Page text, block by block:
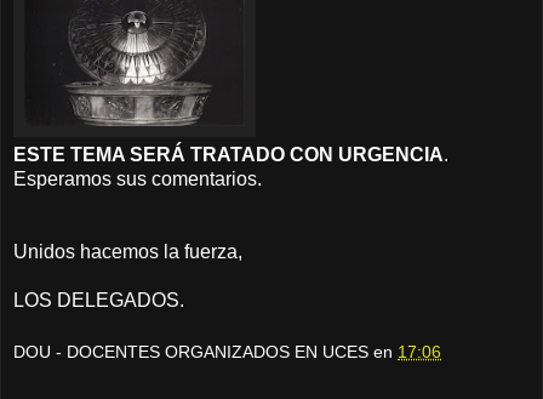
ESTE TEMA SERÁ TRATADO CON URGENCIA.
Esperamos sus comentarios.
Unidos hacemos la fuerza,
LOS DELEGADOS.
DOU - DOCENTES ORGANIZADOS EN UCES en 17:06